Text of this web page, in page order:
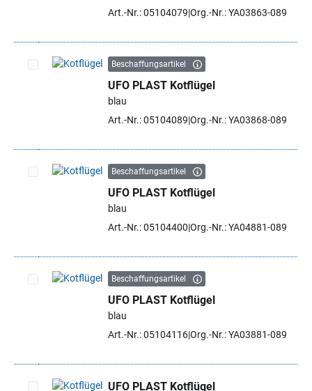
Art.-Nr.: 05104079 Org.-Nr.: YA03863-089
Artikel auswählen
Beschaffungsartikel
UFO PLAST Kotflügel
blau
Art.-Nr.: 05104089 Org.-Nr.: YA03868-089
Artikel auswählen
Beschaffungsartikel
UFO PLAST Kotflügel
blau
Art.-Nr.: 05104400 Org.-Nr.: YA04881-089
Artikel auswählen
Beschaffungsartikel
UFO PLAST Kotflügel
blau
Art.-Nr.: 05104116Org.-Nr.: YA03881-089
UFO PLAST Kotflügel